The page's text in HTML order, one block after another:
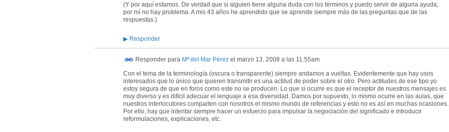
(Y por aquí estamos. De verdad que si alguien tiene alguna duda con los términos y puedo servir de alguna ayuda,
por mí no hay problema. A mis 43 años he aprendido que se aprende siempre más de las preguntas que de las
respuestas.)
▶ Responder
Responder para Mª del Mar Pérez el marzo 13, 2008 a las 11:55am
Con el tema de la terminología (oscura o transparente) siempre andamos a vueltas. Evidentemente que hay usos
interesados que lo único que quieren transmitir es una actitud de poder sobre el otro. Pero actitudes de ese tipo yo
estoy segura de que en foros como este no se producen. Lo que si ocurre es que el receptor de nuestros mensajes es
muy diverso y es difícil adecuar el lenguaje a esa diversidad. Damos por supuesto, lo mismo ocurre en las aulas, que
nuestros interlocutores comparten con nosotros el mismo mundo de referencias y esto no es así en muchas ocasiones.
Por ello, hay que intentar siempre hacer un esfuerzo para impulsar la negociación del significado e introducir
reformulaciones, explicaciones, etc.